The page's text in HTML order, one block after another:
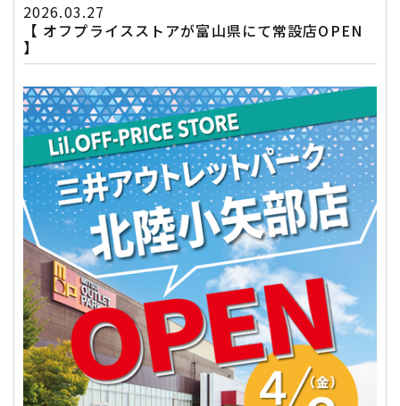
2026.03.27
【 オフプライスストアが富山県にて常設店OPEN
】